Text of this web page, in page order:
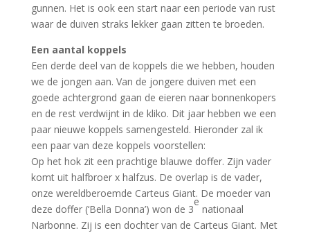
gunnen. Het is ook een start naar een periode van rust
waar de duiven straks lekker gaan zitten te broeden.
Een aantal koppels
Een derde deel van de koppels die we hebben, houden
we de jongen aan. Van de jongere duiven met een
goede achtergrond gaan de eieren naar bonnenkopers
en de rest verdwijnt in de kliko. Dit jaar hebben we een
paar nieuwe koppels samengesteld. Hieronder zal ik
een paar van deze koppels voorstellen:
Op het hok zit een prachtige blauwe doffer. Zijn vader
komt uit halfbroer x halfzus. De overlap is de vader,
onze wereldberoemde Carteus Giant. De moeder van
deze doffer (‘Bella Donna’) won de 3
e
nationaal
Narbonne. Zij is een dochter van de Carteus Giant. Met